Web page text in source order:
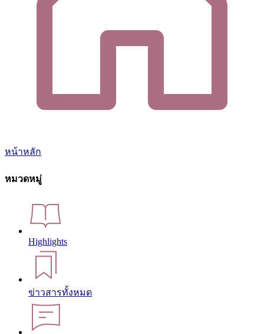
หน้าหลัก
หมวดหมู่
Highlights
ข่าวสารทั้งหมด